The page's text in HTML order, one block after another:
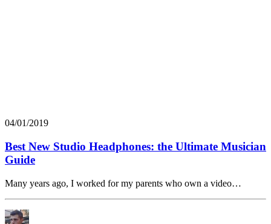
04/01/2019
Best New Studio Headphones: the Ultimate Musician
Guide
Many years ago, I worked for my parents who own a video…